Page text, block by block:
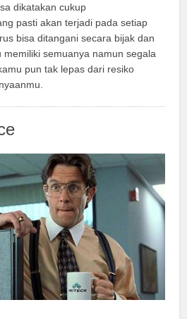
dikatakan cukup
pasti akan terjadi pada setiap
bisa ditangani secara bijak dan
semuanya namun segala
pun tak lepas dari resiko